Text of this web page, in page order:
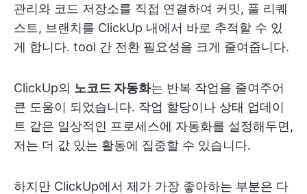
관리와 코드 저장소를 직접 연결하여 커밋, 풀 리퀘
스트, 브랜치를 ClickUp 내에서 바로 추적할 수 있
게 합니다. tool 간 전환 필요성을 크게 줄여줍니다.
ClickUp의 노코드 자동화는 반복 작업을 줄여주어
큰 도움이 되었습니다. 작업 할당이나 상태 업데이
트 같은 일상적인 프로세스에 자동화를 설정해두면,
저는 더 값 있는 활동에 집중할 수 있습니다.
하지만 ClickUp에서 제가 가장 좋아하는 부분은 다